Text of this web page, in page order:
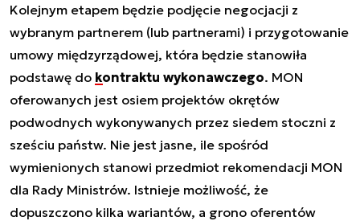
Kolejnym etapem będzie podjęcie negocjacji z
wybranym partnerem (lub partnerami) i przygotowanie
umowy międzyrządowej, która będzie stanowiła
podstawę do kontraktu wykonawczego. MON
oferowanych jest osiem projektów okrętów
podwodnych wykonywanych przez siedem stoczni z
sześciu państw. Nie jest jasne, ile spośród
wymienionych stanowi przedmiot rekomendacji MON
dla Rady Ministrów. Istnieje możliwość, że
dopuszczono kilka wariantów, a grono oferentów